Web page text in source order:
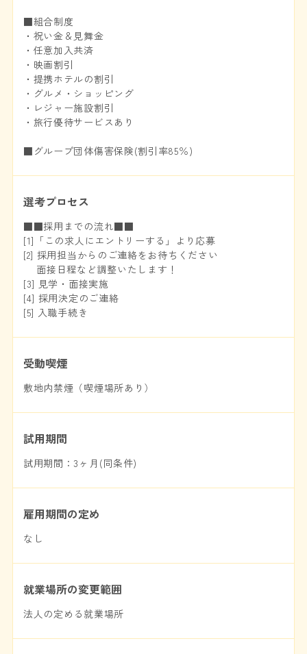
■組合制度
・祝い金＆見舞金
・任意加入共済
・映画割引
・提携ホテルの割引
・グルメ・ショッピング
・レジャー施設割引
・旅行優待サービスあり
■グループ団体傷害保険(割引率85％)
選考プロセス
■■採用までの流れ■■
[1]「この求人にエントリーする」より応募
[2] 採用担当からのご連絡をお待ちください
面接日程など調整いたします！
[3] 見学・面接実施
[4] 採用決定のご連絡
[5] 入職手続き
受動喫煙
敷地内禁煙（喫煙場所あり）
試用期間
試用期間：3ヶ月(同条件)
雇用期間の定め
なし
就業場所の変更範囲
法人の定める就業場所